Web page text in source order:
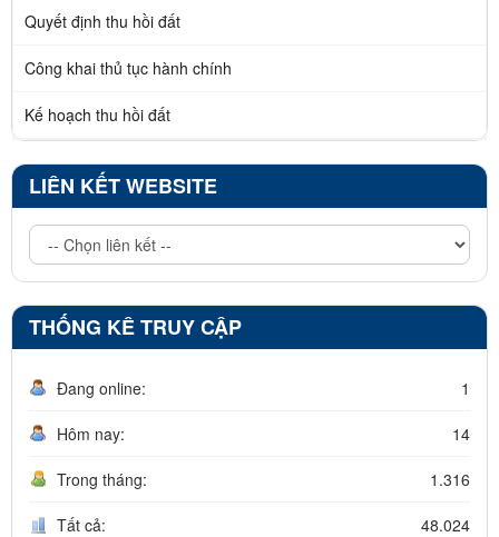
Quyết định thu hồi đất
Công khai thủ tục hành chính
Kế hoạch thu hồi đất
LIÊN KẾT WEBSITE
THỐNG KÊ TRUY CẬP
Đang online: 1
Hôm nay: 14
Trong tháng: 1.316
Tất cả: 48.024